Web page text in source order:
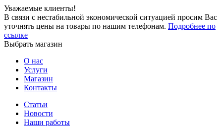
Уважаемые клиенты!
В связи с нестабильной экономической ситуацией просим Вас
уточнять цены на товары по нашим телефонам. Подробнее по
ссылке
Выбрать магазин
О нас
Услуги
Магазин
Контакты
Статьи
Новости
Наши работы